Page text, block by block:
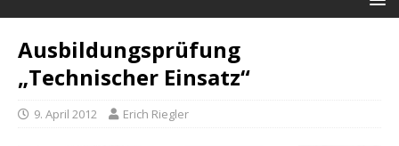
Ausbildungsprüfung
„Technischer Einsatz“
9. April 2012 Erich Riegler